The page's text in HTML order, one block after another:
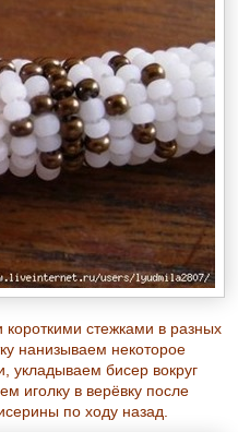
короткими стежками в разных
нанизываем некоторое
укладываем бисер вокруг
иголку в верёвку после
по ходу назад.